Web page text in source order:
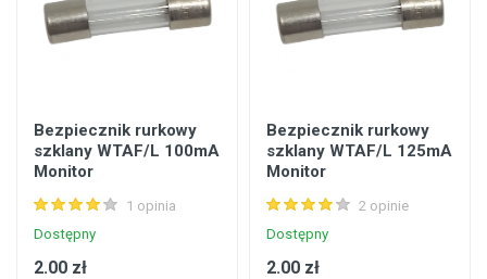
Bezpiecznik rurkowy
szklany WTAF/L 100mA
Monitor
1 opinia
Dostępny
2.00 zł
Bezpiecznik rurkowy
szklany WTAF/L 125mA
Monitor
2 opinie
Dostępny
2.00 zł